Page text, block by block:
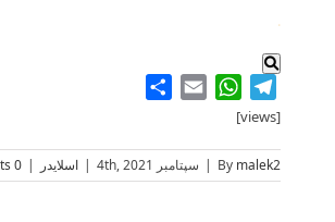
.
Telegram
WhatsApp
Email
[views]
By malek2 سپتامبر 4th, 2021 اسلایدر 0 Comments